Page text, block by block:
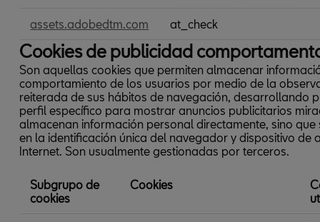
personalización
assets.adobedtm.com at_check
Cookies de publicidad
Son aquellas cookies que permiten almacenar
comportamiento de los usuarios por medio de la
reiterada de sus hábitos de navegación, desarrollando
perfil específico para mostrar anuncios publicitarios
almacenan información personal directamente, sino que
en la identificación única del navegador y dispositivo de
Internet. Son usualmente gestionadas por terceros.
Subgrupo de
cookies
Cookies